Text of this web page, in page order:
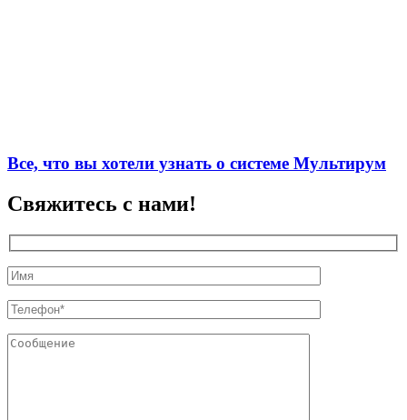
Все, что вы хотели узнать о системе Мультирум
Свяжитесь с нами!